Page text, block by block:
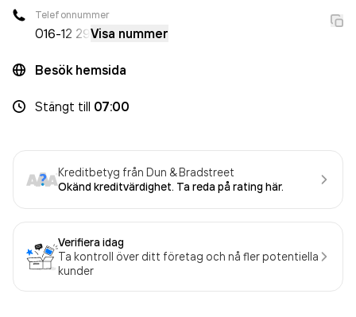
Telefonnummer
016-12 29 Visa nummer
Besök hemsida
Stängt till 07:00
Kreditbetyg från Dun & Bradstreet
Okänd kreditvärdighet. Ta reda på rating här.
Verifiera idag
Ta kontroll över ditt företag och nå fler potentiella
kunder